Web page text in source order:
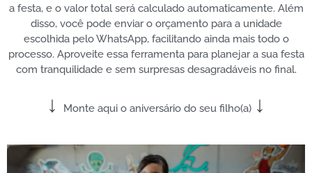
a festa, e o valor total será calculado automaticamente. Além
disso, você pode enviar o orçamento para a unidade
escolhida pelo WhatsApp, facilitando ainda mais todo o
processo. Aproveite essa ferramenta para planejar a sua festa
com tranquilidade e sem surpresas desagradáveis no final.
↓ Monte aqui o aniversário do seu filho(a) ↓